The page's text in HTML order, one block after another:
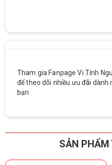
Tham gia Fanpage Vi Tính
để theo dõi nhiều ưu đãi dành
bạn
SẢN PHẨM